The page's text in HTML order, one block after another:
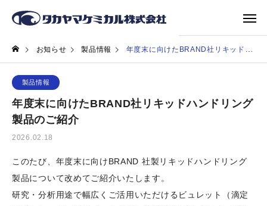
お知らせ 製品情報 年度末に向けたBRAND社リキッドハンドリング製品のご紹介
製品情報
年度末に向けたBRAND社リキッドハンドリング
製品のご紹介
2026.02.18
このたび、年度末に向けBRAND 社製リキッドハンドリング
製品について改めてご紹介いたします。
研究・分析用途で幅広くご活用いただけるビュレット（滴定